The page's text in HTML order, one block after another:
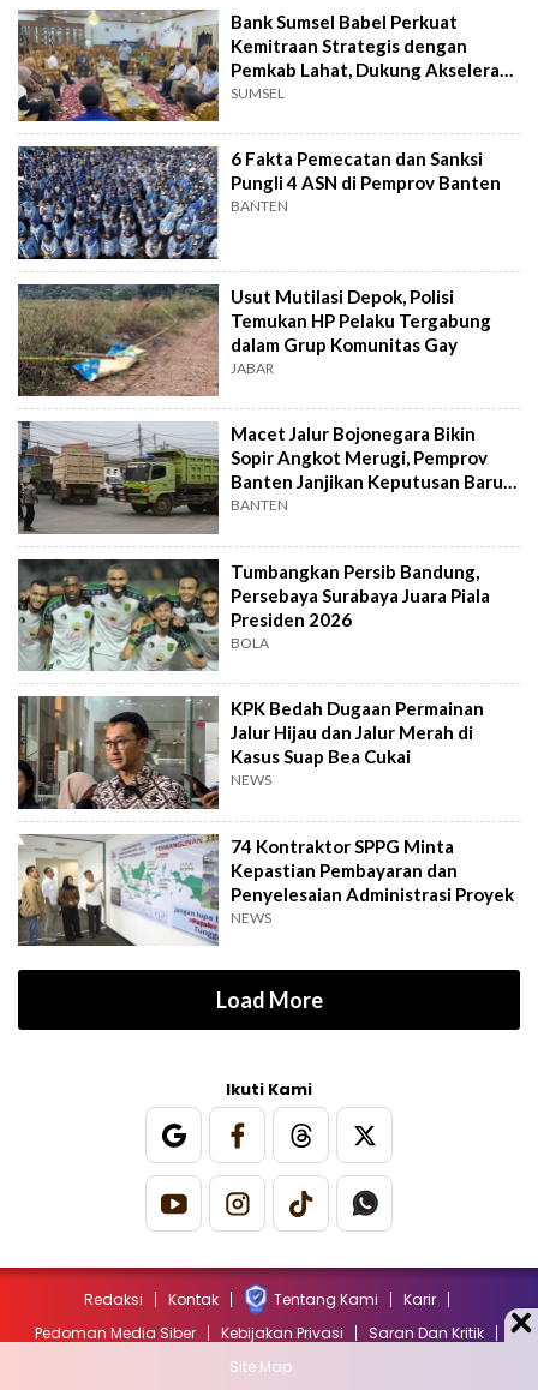
Bank Sumsel Babel Perkuat
Kemitraan Strategis dengan
Pemkab Lahat, Dukung Akselerasi
Ekonomi Daerah
SUMSEL
6 Fakta Pemecatan dan Sanksi
Pungli 4 ASN di Pemprov Banten
BANTEN
Usut Mutilasi Depok, Polisi
Temukan HP Pelaku Tergabung
dalam Grup Komunitas Gay
JABAR
Macet Jalur Bojonegara Bikin
Sopir Angkot Merugi, Pemprov
Banten Janjikan Keputusan Baru 4
Hari Lagi
BANTEN
Tumbangkan Persib Bandung,
Persebaya Surabaya Juara Piala
Presiden 2026
BOLA
KPK Bedah Dugaan Permainan
Jalur Hijau dan Jalur Merah di
Kasus Suap Bea Cukai
NEWS
74 Kontraktor SPPG Minta
Kepastian Pembayaran dan
Penyelesaian Administrasi Proyek
NEWS
Load More
Ikuti Kami
Redaksi Kontak Tentang Kami
Karir
Pedoman Media Siber
Kebijakan Privasi
Saran Dan Kritik
Site Map